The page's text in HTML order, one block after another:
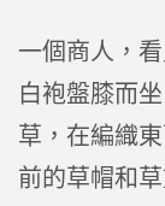
一個商人，
白袍盤膝而
草，在編織
前的草帽和